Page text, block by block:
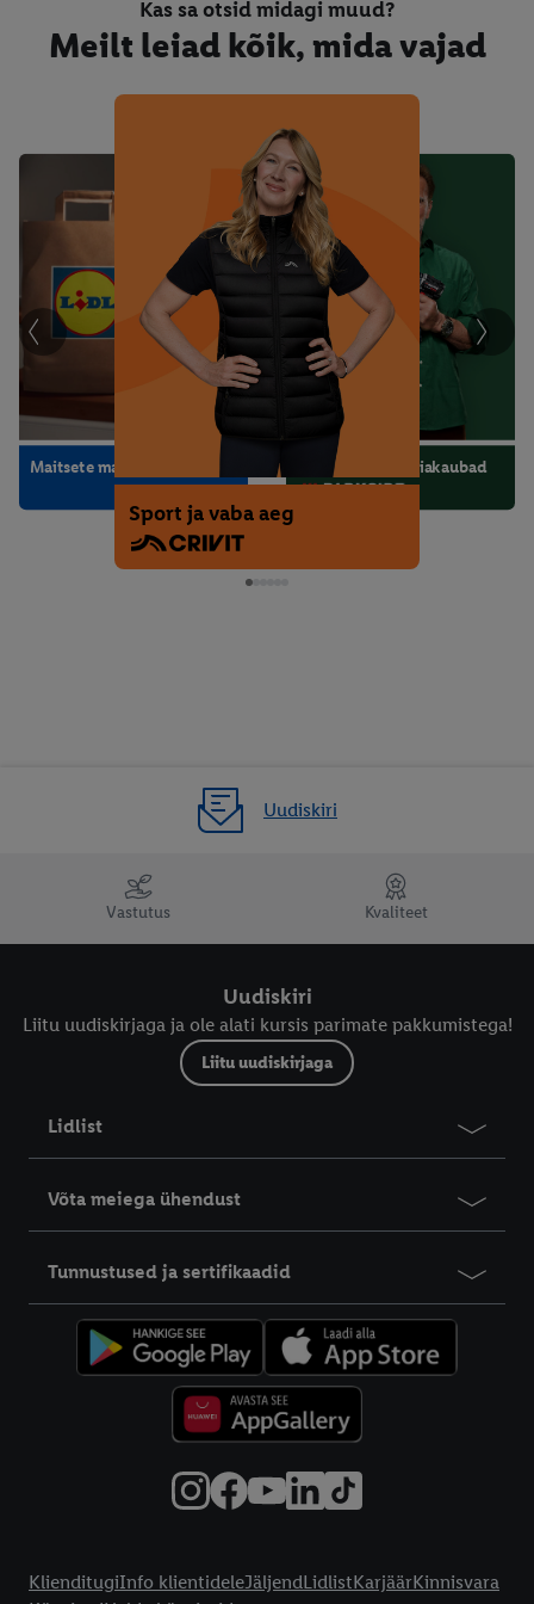
Kas sa otsid midagi muud?
Meilt leiad kõik, mida vajad
Sport ja vaba aeg
Ehitustarbed ja aiakaubad
Mood ja aksessuaarid
Köök ja majapidamine
Kodu ja sisustus
Maitsete maailm
Uudiskiri
Vastutus Kvaliteet
Uudiskiri
Liitu uudiskirjaga ja ole alati kursis parimate pakkumistega!
Liitu uudiskirjaga
Lidlist
Võta meiega ühendust
Tunnustused ja sertifikaadid
KlienditugiInfo klientideleJäljendLidlistKarjäärKinnisvara